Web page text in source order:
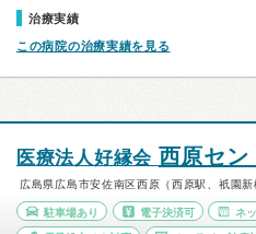
治療実績
この病院の治療実績を見る
医療法人好縁会 西原セン
広島県広島市安佐南区西原（西原駅、祇園新
駐車場あり 電子決済可 ネ